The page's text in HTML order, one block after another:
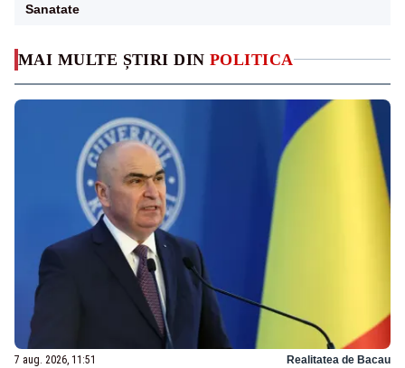
MAI MULTE ȘTIRI DIN POLITICA
7 aug. 2026, 11:51 Realitatea de Bacau
Sanatate